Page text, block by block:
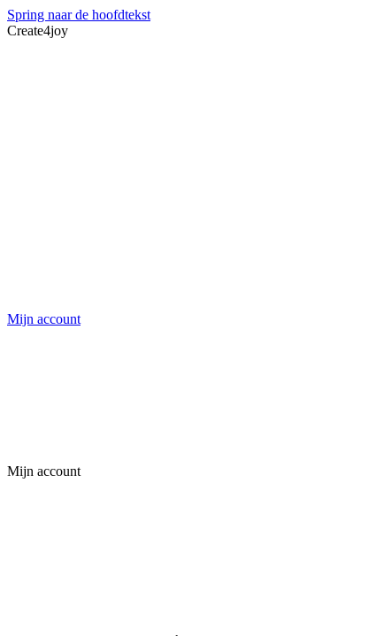
Spring naar de hoofdtekst
Create4joy
Mijn account
Mijn account